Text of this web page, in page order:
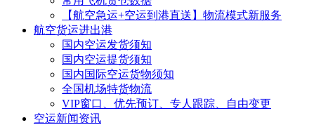
【航空急运+空运到港直送】物流模式新服务
航空货运进出港
国内空运发货须知
国内空运提货须知
国内国际空运货物须知
全国机场特货物流
VIP窗口、优先预订、专人跟踪、自由变更
空运新闻资讯